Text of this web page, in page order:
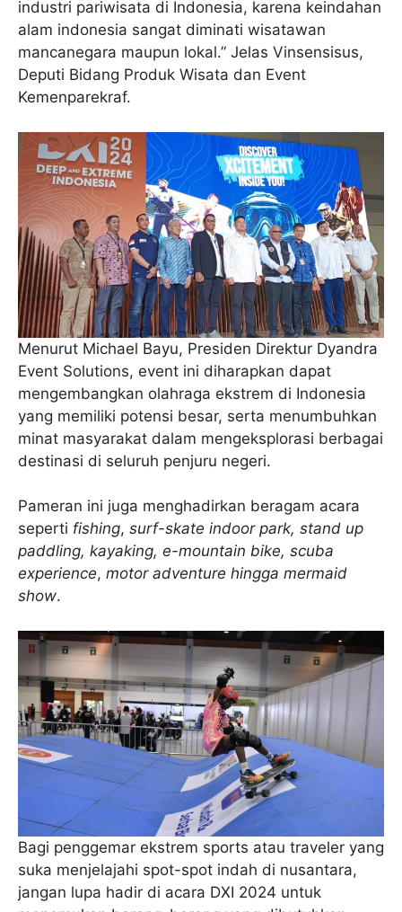
industri pariwisata di Indonesia, karena keindahan
alam indonesia sangat diminati wisatawan
mancanegara maupun lokal.” Jelas Vinsensisus,
Deputi Bidang Produk Wisata dan Event
Kemenparekraf.
Menurut Michael Bayu, Presiden Direktur Dyandra
Event Solutions, event ini diharapkan dapat
mengembangkan olahraga ekstrem di Indonesia
yang memiliki potensi besar, serta menumbuhkan
minat masyarakat dalam mengeksplorasi berbagai
destinasi di seluruh penjuru negeri.
Pameran ini juga menghadirkan beragam acara
seperti fishing, surf-skate indoor park, stand up
paddling, kayaking, e-mountain bike, scuba
experience, motor adventure hingga mermaid
show.
Bagi penggemar ekstrem sports atau traveler yang
suka menjelajahi spot-spot indah di nusantara,
jangan lupa hadir di acara DXI 2024 untuk